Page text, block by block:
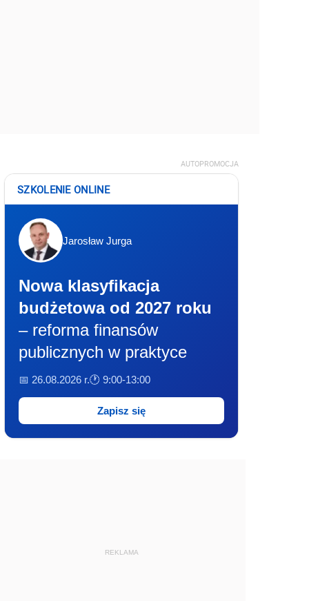
AUTOPROMOCJA
SZKOLENIE ONLINE
Jarosław Jurga
Nowa klasyfikacja
budżetowa od 2027 roku
– reforma finansów
publicznych w praktyce
📅 26.08.2026 r.🕐 9:00-13:00
Zapisz się
REKLAMA